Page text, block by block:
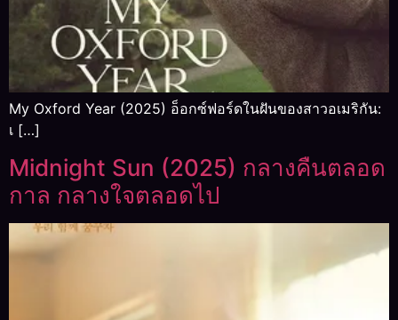
My Oxford Year (2025) อ็อกซ์ฟอร์ดในฝันของสาวอเมริกัน:
เ […]
Midnight Sun (2025) กลางคืนตลอด
กาล กลางใจตลอดไป